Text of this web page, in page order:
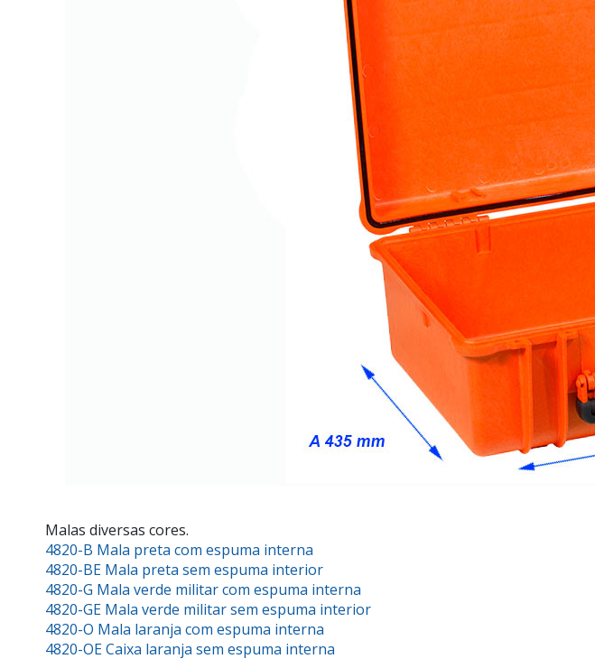
Malas diversas cores.
4820-B Mala preta com espuma interna
4820-BE Mala preta sem espuma interior
4820-G Mala verde militar com espuma interna
4820-GE Mala verde militar sem espuma interior
4820-O Mala laranja com espuma interna
4820-OE Caixa laranja sem espuma interna